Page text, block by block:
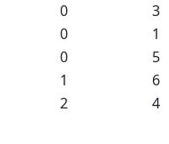
0 3
0 1
0 5
1 6
2 4